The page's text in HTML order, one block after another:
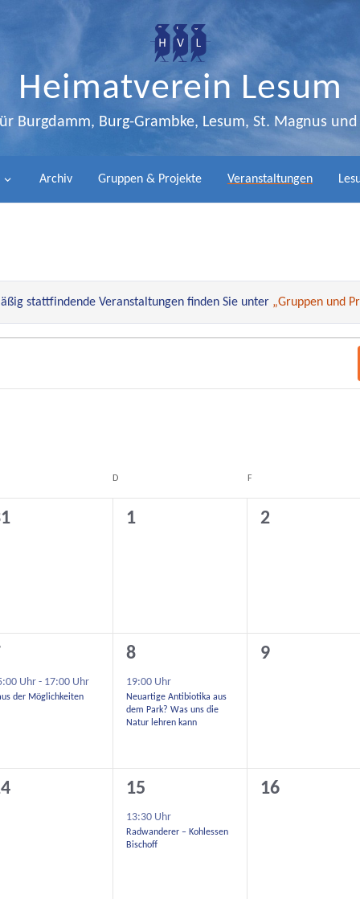
Heimatverein Lesum
Burgdamm, Burg-Grambke, Lesum, St. Magnus
Archiv Gruppen & Projekte Veranstaltungen
stattfindende Veranstaltungen finden Sie unter „Gruppen und
D F
0
1
0
2
Uhr - 17:00 Uhr
der Möglichkeiten
1
Veranstaltung,
8
19:00 Uhr
Neuartige Antibiotika aus
dem Park? Was uns die
Natur lehren kann
0
9
1
Veranstaltung,
15
13:30 Uhr
Radwanderer – Kohlessen
Bischoff
0
16